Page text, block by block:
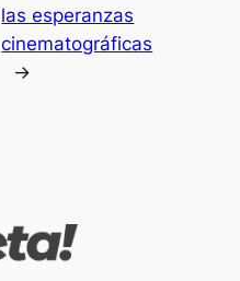
las esperanzas
cinematográficas
→